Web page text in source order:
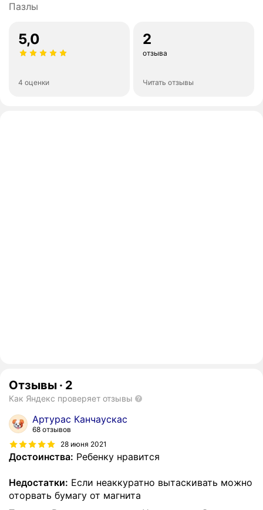
Пазлы
5,0
4 оценки
2
отзыва
Читать отзывы
Отзывы · 2
Как Яндекс проверяет отзывы
Артурас Канчаускас
68 отзывов
28 июня 2021
Достоинства: Ребенку нравится
Недостатки: Если неаккуратно вытаскивать можно
оторвать бумагу от магнита